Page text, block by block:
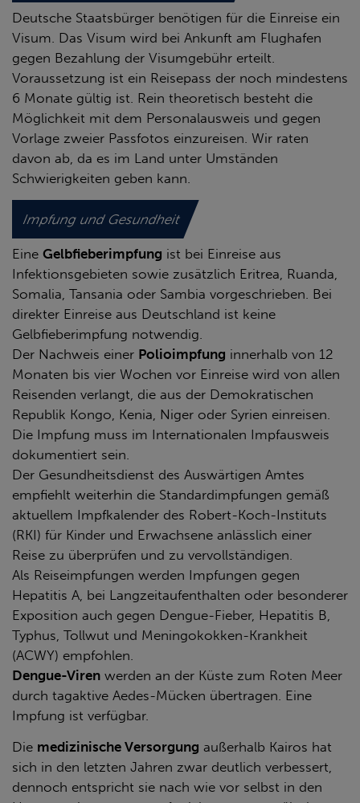
Deutsche Staatsbürger benötigen für die Einreise ein
Visum. Das Visum wird bei Ankunft am Flughafen
gegen Bezahlung der Visumgebühr erteilt.
Voraussetzung ist ein Reisepass der noch mindestens
6 Monate gültig ist. Rein theoretisch besteht die
Möglichkeit mit dem Personalausweis und gegen
Vorlage zweier Passfotos einzureisen. Wir raten
davon ab, da es im Land unter Umständen
Schwierigkeiten geben kann.
Impfung und Gesundheit
Eine Gelbfieberimpfung ist bei Einreise aus
Infektionsgebieten sowie zusätzlich Eritrea, Ruanda,
Somalia, Tansania oder Sambia vorgeschrieben. Bei
direkter Einreise aus Deutschland ist keine
Gelbfieberimpfung notwendig.
Der Nachweis einer Polioimpfung innerhalb von 12
Monaten bis vier Wochen vor Einreise wird von allen
Reisenden verlangt, die aus der Demokratischen
Republik Kongo, Kenia, Niger oder Syrien einreisen.
Die Impfung muss im Internationalen Impfausweis
dokumentiert sein.
Der Gesundheitsdienst des Auswärtigen Amtes
empfiehlt weiterhin die Standardimpfungen gemäß
aktuellem Impfkalender des Robert-Koch-Instituts
(RKI) für Kinder und Erwachsene anlässlich einer
Reise zu überprüfen und zu vervollständigen.
Als Reiseimpfungen werden Impfungen gegen
Hepatitis A, bei Langzeitaufenthalten oder besonderer
Exposition auch gegen Dengue-Fieber, Hepatitis B,
Typhus, Tollwut und Meningokokken-Krankheit
(ACWY) empfohlen.
Dengue-Viren werden an der Küste zum Roten Meer
durch tagaktive Aedes-Mücken übertragen. Eine
Impfung ist verfügbar.
Die medizinische Versorgung außerhalb Kairos hat
sich in den letzten Jahren zwar deutlich verbessert,
dennoch entspricht sie nach wie vor selbst in den